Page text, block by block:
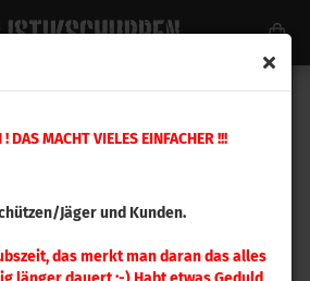
DAS MACHT VIELES EINFACHER !!!
Jäger und Kunden.
das merkt man daran das alles
- Medium BLK